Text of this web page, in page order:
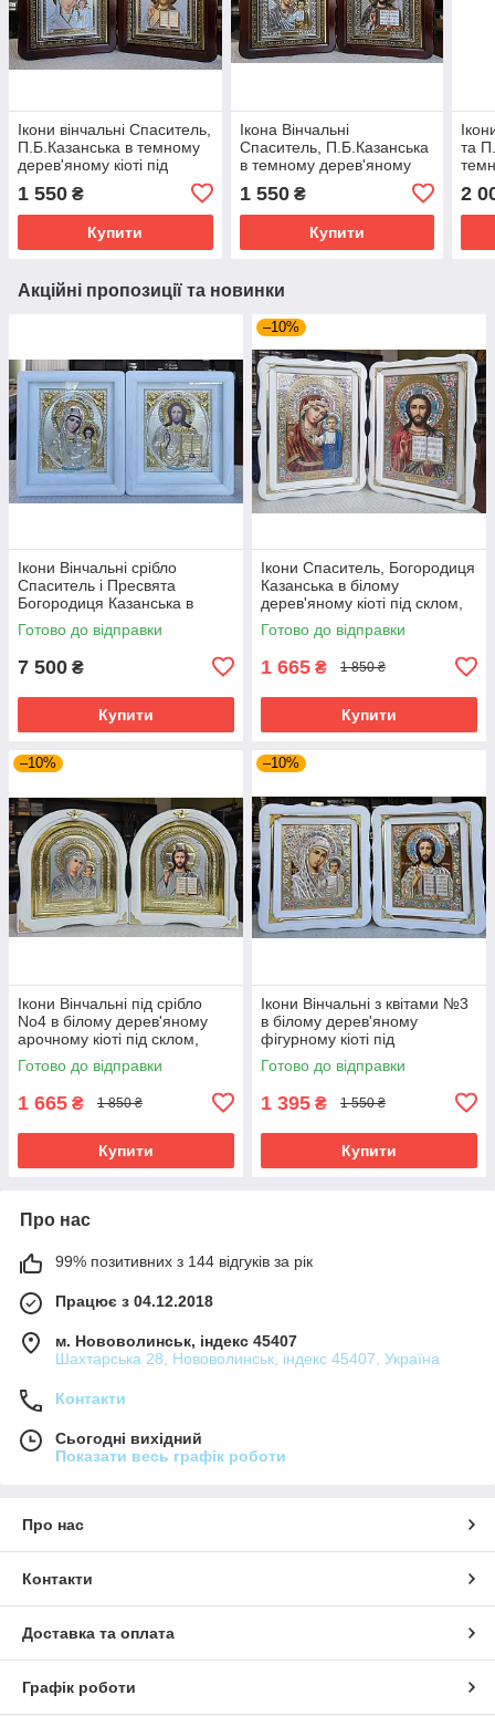
Ікони вінчальні Спаситель,
П.Б.Казанська в темному
дерев'яному кіоті під
склом, розмір кіота 26*23,
сюжет 15*18.
1 550 ₴
Купити
Ікона Вінчальні
Спаситель, П.Б.Казанська
в темному дерев'яному
кіоті під склом, 26*23, лик
під срібло 15*18.
1 550₴
Купити
та
2
Акційні пропозиції та новинки
Ікони Вінчальні срібло
Спаситель і Пресвята
Богородиця Казанська в
білому дерев'ян. кіоті під
склом,25*21
Готово до відправки
7 500 ₴
Купити
–10%
Ікони Спаситель, Богородиця
Казанська в білому
дерев'яному кіоті під склом,
розмір кіота 37×27, лік 20×30.
Готово до відправки
1 665 ₴ 1 850 ₴
Купити
–10%
Ікони Вінчальні під срібло
No4 в білому дерев'яному
арочному кіоті під склом,
розмір кіота 28*25, сюжет
15*18
Готово до відправки
1 665 ₴ 1 850 ₴
Купити
–10%
Ікони Вінчальні з квітами №3
в білому дерев'яному
фігурному кіоті під
склом,розмір кіота
24*21,сюжет 15*18
Готово до відправки
1 395 ₴ 1 550 ₴
Купити
Про нас
99% позитивних з 144 відгуків за рік
Працює з 04.12.2018
м. Нововолинськ, індекс 45407
Шахтарська 28, Нововолинськ, індекс 45407, Україна
Контакти
Сьогодні вихідний
Показати весь графік роботи
Про нас
Контакти
Доставка та оплата
Графік роботи